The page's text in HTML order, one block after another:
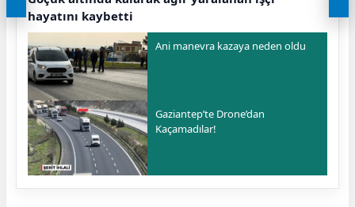
hayatını kaybetti
Ani manevra kazaya neden oldu
Gaziantep’te Drone’dan
Kaçamadılar!